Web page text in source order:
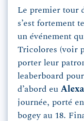
Le premier tour
s’est fortement
un événement
Tricolores (voir
porter leur
leaberboard
d’abord eu
journée, porté
bogey au 18.